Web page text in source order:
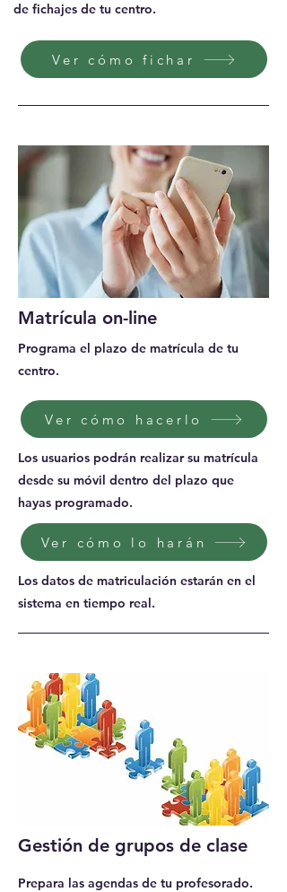
de fichajes de tu centro.
Ver cómo fichar
Matrícula on-line
Programa el plazo de matrícula de tu
centro.
Ver cómo hacerlo
Los usuarios podrán realizar su matrícula
desde su móvil dentro del plazo que
hayas programado.
Ver cómo lo harán
Los datos de matriculación estarán en el
sistema en tiempo real.
Gestión de grupos de clase
Prepara las agendas de tu profesorado.